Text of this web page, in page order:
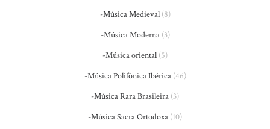
-Música Medieval(8)
-Música Moderna(3)
-Música oriental (5)
-Música Polifônica Ibérica(46)
-Música Rara Brasileira (3)
-Música Sacra Ortodoxa (10)